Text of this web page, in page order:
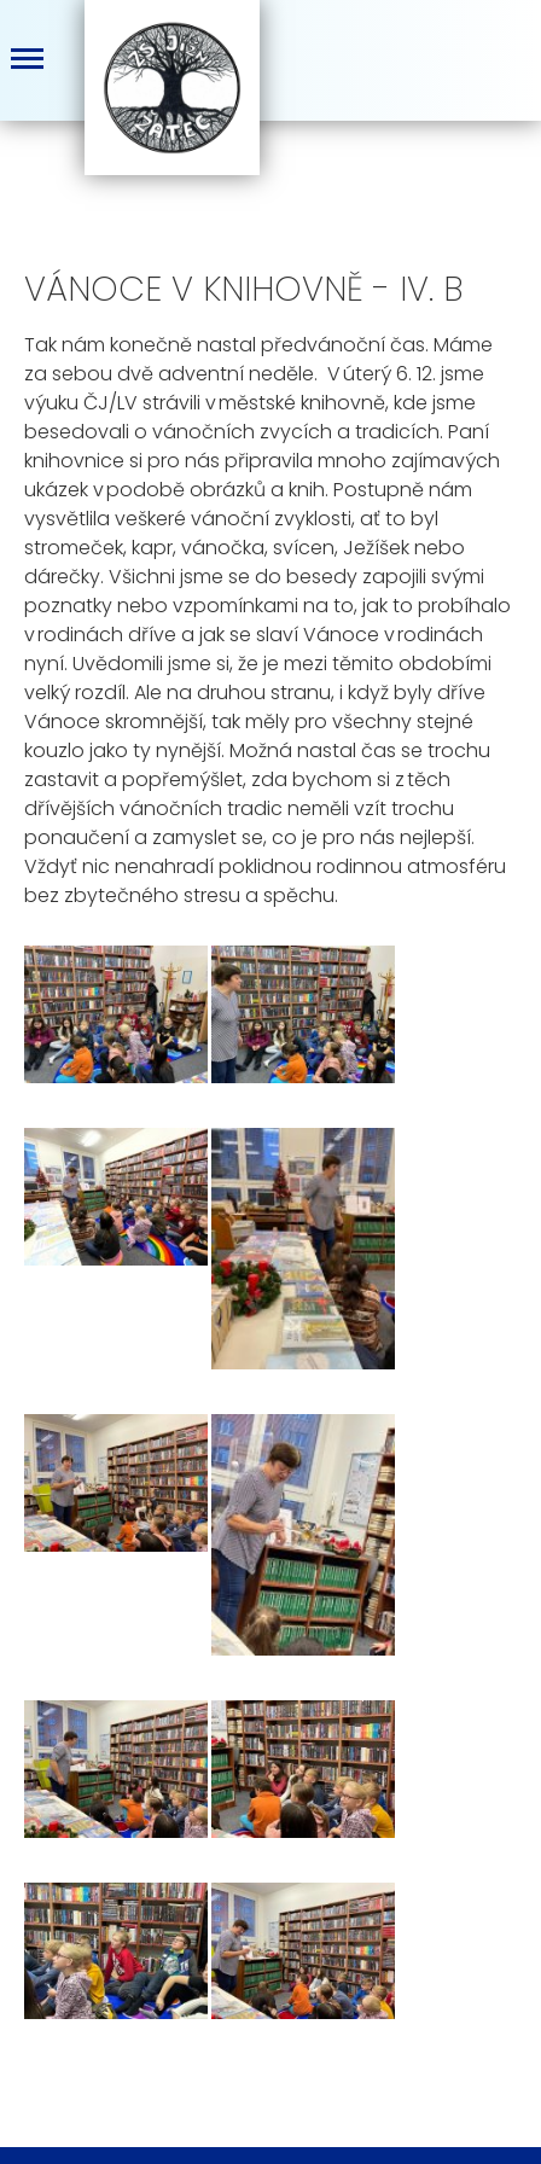
VÁNOCE V KNIHOVNĚ - IV. B
Tak nám konečně nastal předvánoční čas. Máme
za sebou dvě adventní neděle. V úterý 6. 12. jsme
výuku ČJ/LV strávili v městské knihovně, kde jsme
besedovali o vánočních zvycích a tradicích. Paní
knihovnice si pro nás připravila mnoho zajímavých
ukázek v podobě obrázků a knih. Postupně nám
vysvětlila veškeré vánoční zvyklosti, ať to byl
stromeček, kapr, vánočka, svícen, Ježíšek nebo
dárečky. Všichni jsme se do besedy zapojili svými
poznatky nebo vzpomínkami na to, jak to probíhalo
v rodinách dříve a jak se slaví Vánoce v rodinách
nyní. Uvědomili jsme si, že je mezi těmito obdobími
velký rozdíl. Ale na druhou stranu, i když byly dříve
Vánoce skromnější, tak měly pro všechny stejné
kouzlo jako ty nynější. Možná nastal čas se trochu
zastavit a popřemýšlet, zda bychom si z těch
dřívějších vánočních tradic neměli vzít trochu
ponaučení a zamyslet se, co je pro nás nejlepší.
Vždyť nic nenahradí poklidnou rodinnou atmosféru
bez zbytečného stresu a spěchu.